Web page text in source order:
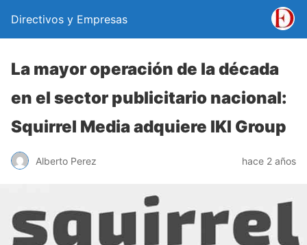
Directivos y Empresas
La mayor operación de la década
en el sector publicitario nacional:
Squirrel Media adquiere IKI Group
Alberto Perez hace 2 años